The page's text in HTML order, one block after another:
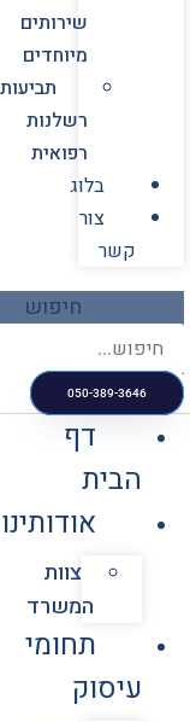
שירותים
מיוחדים
תביעות
רשלנות
רפואית
בלוג
צור
קשר
חיפוש
050-389-3646
דף
הבית
אודותינו
צוות
המשרד
תחומי
עיסוק